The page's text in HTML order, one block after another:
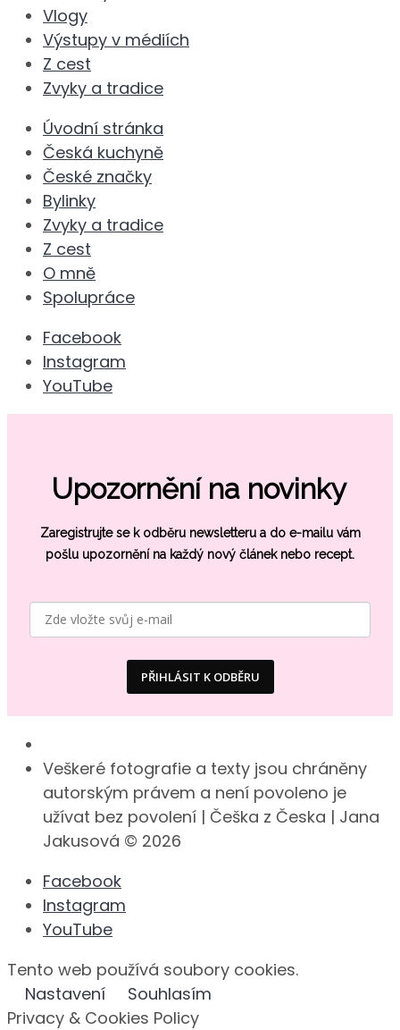
Vlogy
Výstupy v médiích
Z cest
Zvyky a tradice
Úvodní stránka
Česká kuchyně
České značky
Bylinky
Zvyky a tradice
Z cest
O mně
Spolupráce
Facebook
Instagram
YouTube
Upozornění na novinky
Zaregistrujte se k odběru newsletteru a do e-mailu vám
pošlu upozornění na každý nový článek nebo recept.
PŘIHLÁSIT K ODBĚRU
Veškeré fotografie a texty jsou chráněny
autorským právem a není povoleno je
užívat bez povolení | Češka z Česka | Jana
Jakusová © 2026
Facebook
Instagram
YouTube
Tento web používá soubory cookies.
Nastavení
Souhlasím
Privacy & Cookies Policy